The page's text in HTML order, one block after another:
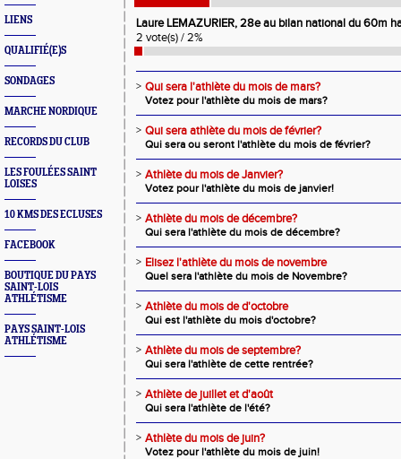
LIENS
QUALIFIÉ(E)S
SONDAGES
MARCHE NORDIQUE
RECORDS DU CLUB
LES FOULÉES SAINT
LOISES
10 KMS DES ECLUSES
FACEBOOK
BOUTIQUE DU PAYS
SAINT-LOIS
ATHLÉTISME
PAYS SAINT-LOIS
ATHLÉTISME
Laure LEMAZURIER, 28e au bilan national du 60m
2 vote(s) / 2%
> Qui sera l'athlète du mois de mars?
Votez pour l'athlète du mois de mars?
> Qui sera athlète du mois de février?
Qui sera ou seront l'athlète du mois de février?
> Athlète du mois de Janvier?
Votez pour l'athlète du mois de janvier!
> Athlète du mois de décembre?
Qui sera l'athlète du mois de décembre?
> Elisez l'athlète du mois de novembre
Quel sera l'athlète du mois de Novembre?
> Athlète du mois de d'octobre
Qui est l'athlète du mois d'octobre?
> Athlète du mois de septembre?
Qui sera l'athlète de cette rentrée?
> Athlète de juillet et d'août
Qui sera l'athlète de l'été?
> Athlète du mois de juin?
Votez pour l'athlète du mois de juin!